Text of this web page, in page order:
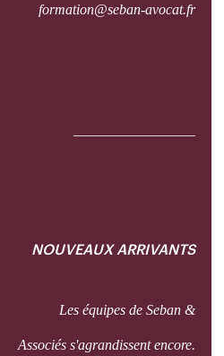
formation@seban-avocat.fr
NOUVEAUX ARRIVANTS
Les équipes de Seban &
Associés s'agrandissent encore.